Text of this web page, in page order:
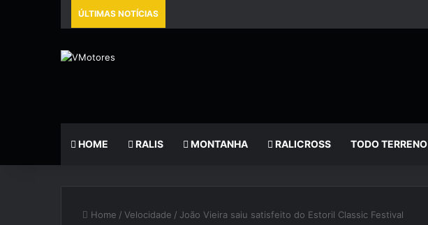
ÚLTIMAS NOTÍCIAS
HOME RALIS MONTANHA RALICROSS TODO TERRENO
Home / Velocidade / João Vieira saiu satisfeito do Estoril Classic Festival